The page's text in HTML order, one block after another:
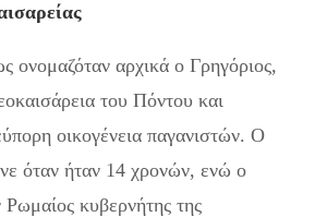
αρχικά ο Γρηγόριος,
του Πόντου και
οικογένεια παγανιστών. Ο
όταν ήταν 14 χρονών, ενώ ο
κυβερνήτης της